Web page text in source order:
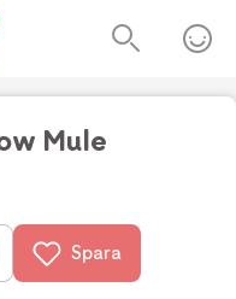
Mule
Spara